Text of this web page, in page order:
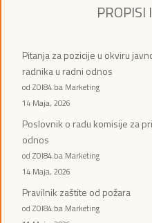
PROPISI
Pitanja za pozicije u okviru
radnika u radni odnos
od ZOI84.ba Marketing
14 Maja, 2026
Poslovnik o radu komisije za
odnos
od ZOI84.ba Marketing
14 Maja, 2026
Pravilnik zaštite od požara
od ZOI84.ba Marketing